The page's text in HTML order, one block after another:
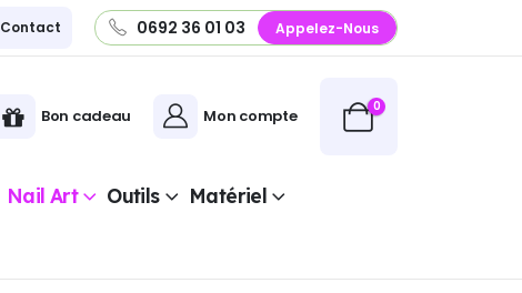
Contact 0692 36 01 03 Appelez-Nous
Bon cadeau Mon compte 0
Nail Art Outils
Matériel